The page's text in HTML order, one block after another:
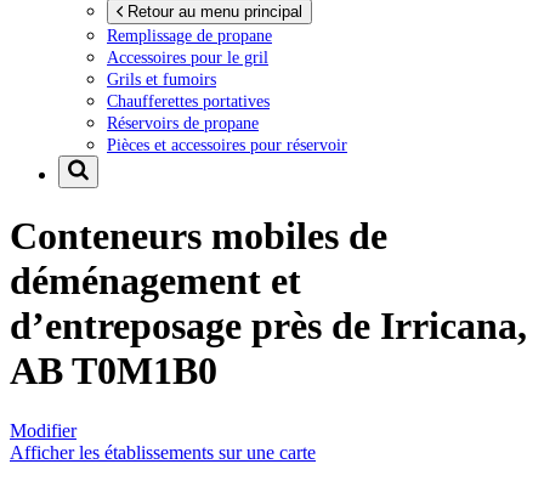
Retour au menu principal
Remplissage de propane
Accessoires pour le gril
Grils et fumoirs
Chaufferettes portatives
Réservoirs de propane
Pièces et accessoires pour réservoir
Conteneurs mobiles de
déménagement et
d’entreposage près de Irricana,
AB T0M1B0
Modifier
Afficher les établissements sur une carte